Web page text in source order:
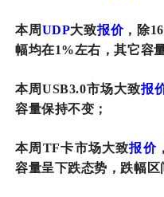
本周UDP大致报价，除
幅均在1%左右，其它容
本周USB3.0市场大致报
容量保持不变；
本周TF卡市场大致报价
容量呈下跌态势，跌幅区